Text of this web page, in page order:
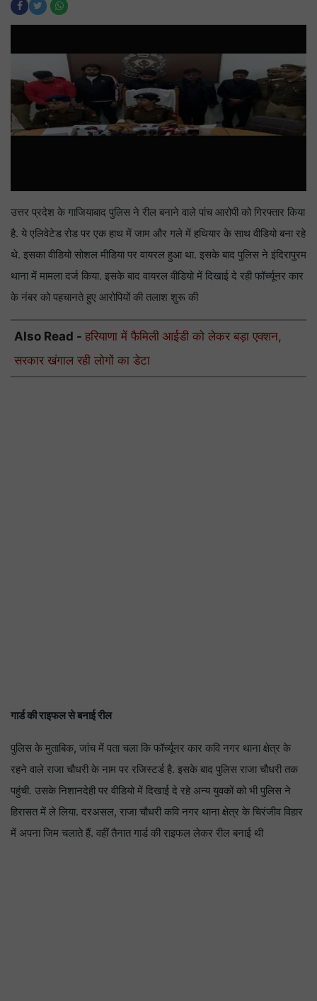
उत्तर प्रदेश के गाजियाबाद पुलिस ने रील बनाने वाले पांच आरोपी को गिरफ्तार किया
है. ये एलिवेटेड रोड पर एक हाथ में जाम और गले में हथियार के साथ वीडियो बना रहे
थे. इसका वीडियो सोशल मीडिया पर वायरल हुआ था. इसके बाद पुलिस ने इंदिरापुरम
थाना में मामला दर्ज किया. इसके बाद वायरल वीडियो में दिखाई दे रही फॉर्च्यूनर कार
के नंबर को पहचानते हुए आरोपियों की तलाश शुरू की
Also Read - हरियाणा में फैमिली आईडी को लेकर बड़ा एक्शन,
सरकार खंगाल रही लोगों का डेटा
गार्ड की राइफल से बनाई रील
पुलिस के मुताबिक, जांच में पता चला कि फॉर्च्यूनर कार कवि नगर थाना क्षेत्र के
रहने वाले राजा चौधरी के नाम पर रजिस्टर्ड है. इसके बाद पुलिस राजा चौधरी तक
पहुंची. उसके निशानदेही पर वीडियो में दिखाई दे रहे अन्य युवकों को भी पुलिस ने
हिरासत में ले लिया. दरअसल, राजा चौधरी कवि नगर थाना क्षेत्र के चिरंजीव विहार
में अपना जिम चलाते हैं. वहीं तैनात गार्ड की राइफल लेकर रील बनाई थी